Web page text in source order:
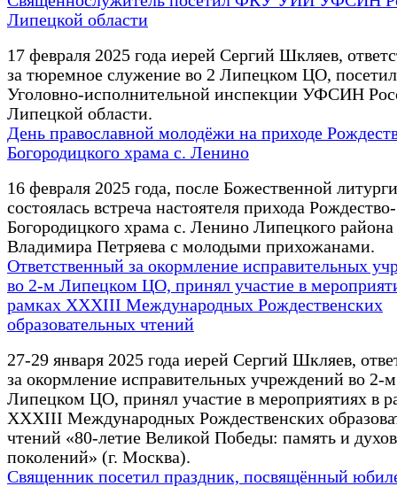
Липецкой области
17 февраля 2025 года иерей Сергий Шкляев,
за тюремное служение во 2 Липецком ЦО,
Уголовно-исполнительной инспекции УФСИН
Липецкой области.
День православной молодёжи на приходе
Богородицкого храма с. Ленино
16 февраля 2025 года, после Божественной
состоялась встреча настоятеля прихода Рождество-
Богородицкого храма с. Ленино Липецкого района
Владимира Петряева с молодыми прихожанами.
Ответственный за окормление исправительных
во 2-м Липецком ЦО, принял участие в
рамках XXXIII Международных Рождественских
образовательных чтений
27-29 января 2025 года иерей Сергий Шкляев,
за окормление исправительных учреждений во 2-м
Липецком ЦО, принял участие в мероприятиях в
XXXIII Международных Рождественских
чтений «80-летие Великой Победы: память и
поколений» (г. Москва).
Священник посетил праздник, посвящённый